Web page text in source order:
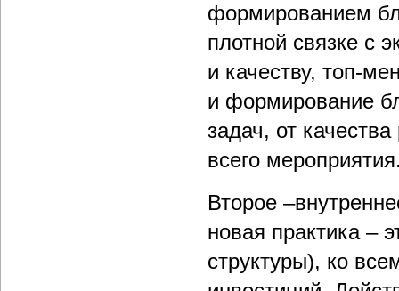
формированием
плотной связке с
и качеству, топ-
и формирование
задач, от
всего
Второе
новая практика –
структуры), ко